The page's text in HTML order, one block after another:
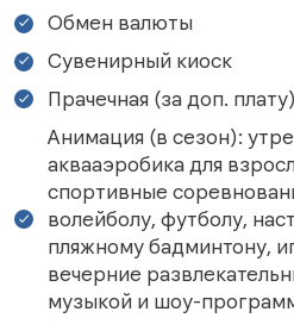
Обмен валюты
Сувенирный киоск
Прачечная (за доп. плату)
Анимация (в сезон):
аквааэробика для
спортивные
волейболу, футболу,
пляжному бадминтону,
вечерние
музыкой и шоу-